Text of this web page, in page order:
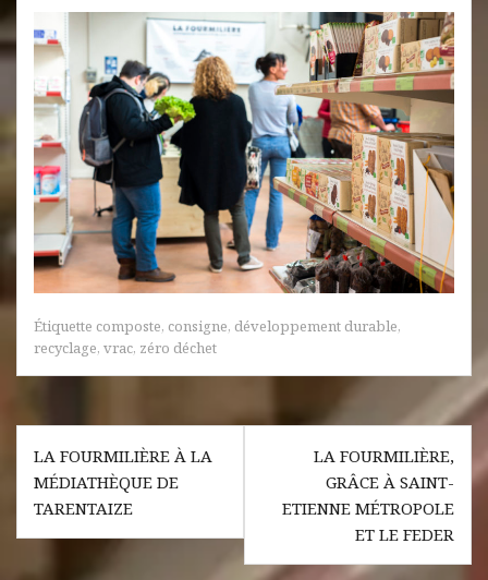
Étiquette composte, consigne, développement durable,
recyclage, vrac, zéro déchet
Navigation
de
l’article
LA FOURMILIÈRE À LA
MÉDIATHÈQUE DE
TARENTAIZE
LA FOURMILIÈRE,
GRÂCE À SAINT-
ETIENNE MÉTROPOLE
ET LE FEDER